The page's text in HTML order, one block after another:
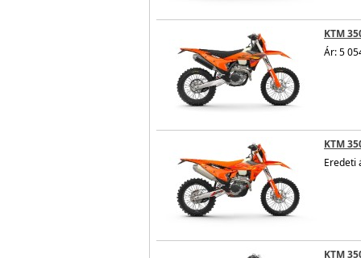
KTM
Ár: 5
KTM
Eredeti
KTM